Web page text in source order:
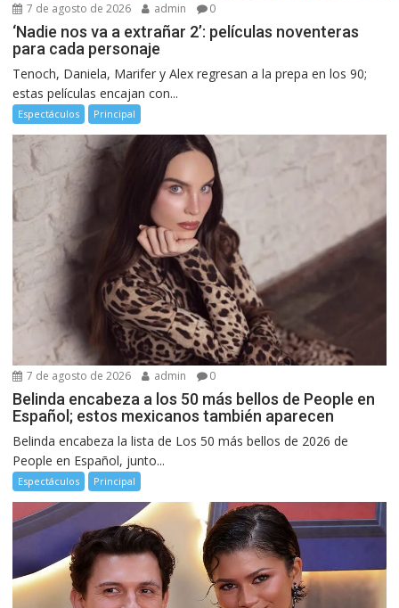
7 de agosto de 2026 admin 0
‘Nadie nos va a extrañar 2’: películas noventeras
para cada personaje
Tenoch, Daniela, Marifer y Alex regresan a la prepa en los 90;
estas películas encajan con...
Espectáculos Principal
7 de agosto de 2026 admin 0
Belinda encabeza a los 50 más bellos de People en
Español; estos mexicanos también aparecen
Belinda encabeza la lista de Los 50 más bellos de 2026 de
People en Español, junto...
Espectáculos Principal